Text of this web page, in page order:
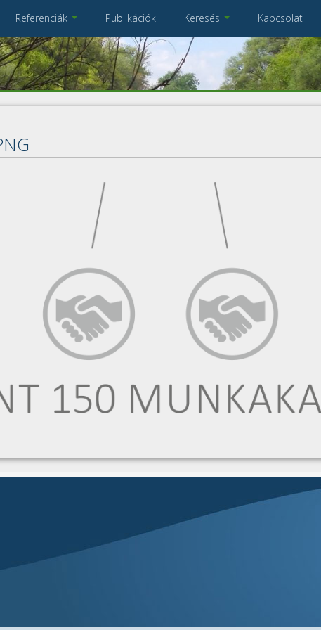
Referenciák
Összes referencia
Publikációk Keresés
A keresendő kulcsszavak
Kapcsolat